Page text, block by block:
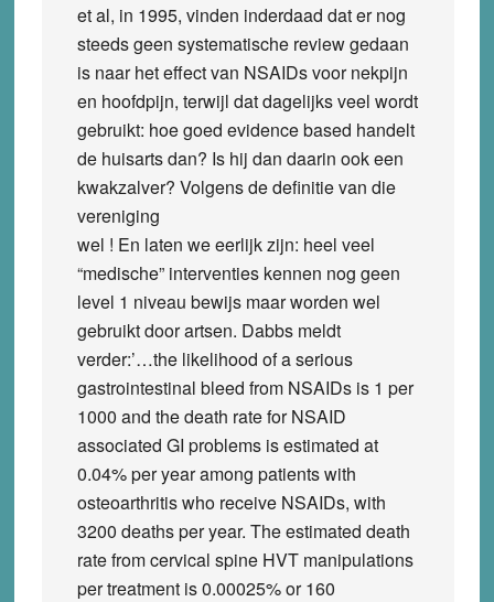
et al, in 1995, vinden inderdaad dat er nog
steeds geen systematische review gedaan
is naar het effect van NSAIDs voor nekpijn
en hoofdpijn, terwijl dat dagelijks veel wordt
gebruikt: hoe goed evidence based handelt
de huisarts dan? Is hij dan daarin ook een
kwakzalver? Volgens de definitie van die
vereniging
wel ! En laten we eerlijk zijn: heel veel
“medische” interventies kennen nog geen
level 1 niveau bewijs maar worden wel
gebruikt door artsen. Dabbs meldt
verder:’…the likelihood of a serious
gastrointestinal bleed from NSAIDs is 1 per
1000 and the death rate for NSAID
associated GI problems is estimated at
0.04% per year among patients with
osteoarthritis who receive NSAIDs, with
3200 deaths per year. The estimated death
rate from cervical spine HVT manipulations
per treatment is 0.00025% or 160